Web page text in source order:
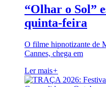
“Olhar o Sol”
quinta-feira
O filme hipnotizante de
Cannes, chega em
Ler mais+